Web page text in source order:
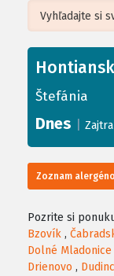
+
−
Leaflet| ©
Štefánia
Dnes Zajtra
Zoznam
Pozrite si
Bzovík ,
Dolné Mladonice
Drienovo ,